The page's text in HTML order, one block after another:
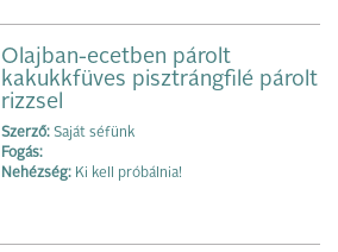
Olajban-ecetben párolt
kakukkfüves pisztrángfilé párolt
rizzsel
Szerző: Saját séfünk
Fogás:
Nehézség: Ki kell próbálnia!